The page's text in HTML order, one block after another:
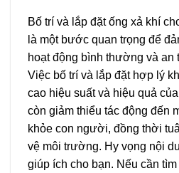
Bố trí và lắp đặt ống xả khí
là một bước quan trọng để
hoạt động bình thường và an
Việc bố trí và lắp đặt hợp lý
cao hiệu suất và hiệu quả
còn giảm thiểu tác động đến
khỏe con người, đồng thời
vệ môi trường. Hy vọng nội
giúp ích cho bạn. Nếu cần